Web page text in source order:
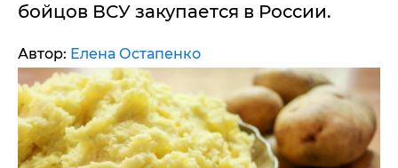
бойцов ВСУ закупается в России.
Автор: Елена Остапенко